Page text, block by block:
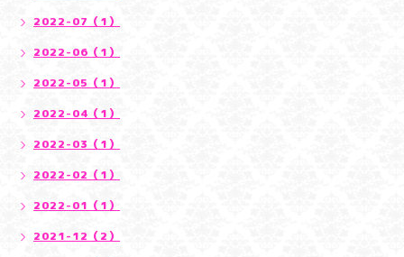
2022-07（1）
2022-06（1）
2022-05（1）
2022-04（1）
2022-03（1）
2022-02（1）
2022-01（1）
2021-12（2）